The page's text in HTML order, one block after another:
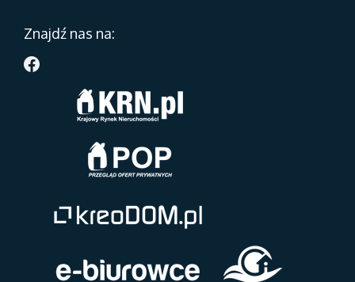
Znajdź nas na: